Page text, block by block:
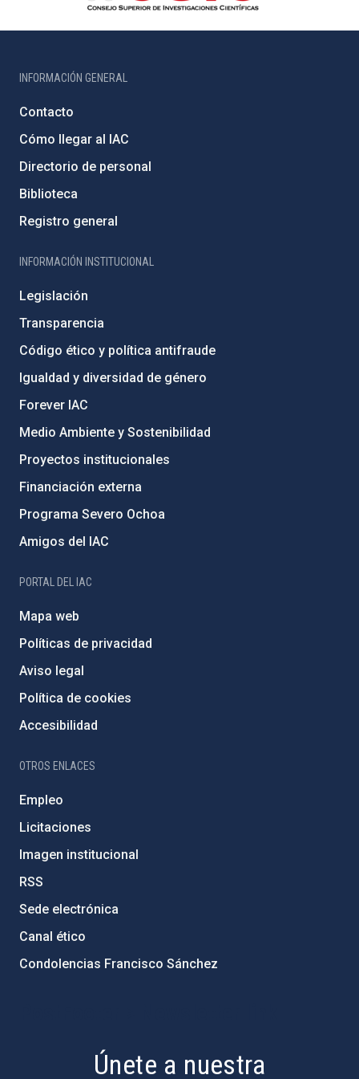
INFORMACIÓN GENERAL
Contacto
Cómo llegar al IAC
Directorio de personal
Biblioteca
Registro general
INFORMACIÓN INSTITUCIONAL
Legislación
Transparencia
Código ético y política antifraude
Igualdad y diversidad de género
Forever IAC
Medio Ambiente y Sostenibilidad
Proyectos institucionales
Financiación externa
Programa Severo Ochoa
Amigos del IAC
PORTAL DEL IAC
Mapa web
Políticas de privacidad
Aviso legal
Política de cookies
Accesibilidad
OTROS ENLACES
Empleo
Licitaciones
Imagen institucional
RSS
Sede electrónica
Canal ético
Condolencias Francisco Sánchez
Únete a nuestra